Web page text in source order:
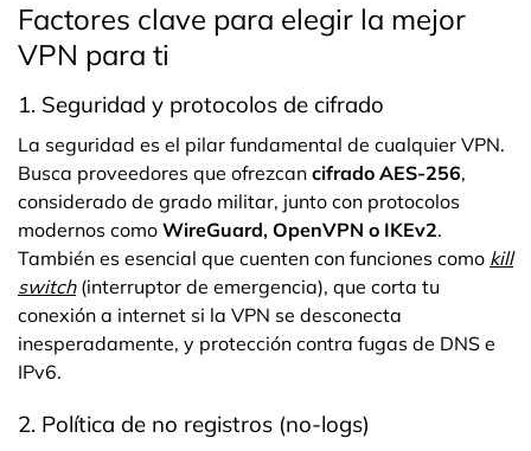
Factores clave para elegir la mejor
VPN para ti
1. Seguridad y protocolos de cifrado
La seguridad es el pilar fundamental de cualquier VPN.
Busca proveedores que ofrezcan cifrado AES-256,
considerado de grado militar, junto con protocolos
modernos como WireGuard, OpenVPN o IKEv2.
También es esencial que cuenten con funciones como kill
switch(interruptor de emergencia), que corta tu
conexión a internet si la VPN se desconecta
inesperadamente, y protección contra fugas de DNS e
IPv6.
2. Política de no registros (no-logs)